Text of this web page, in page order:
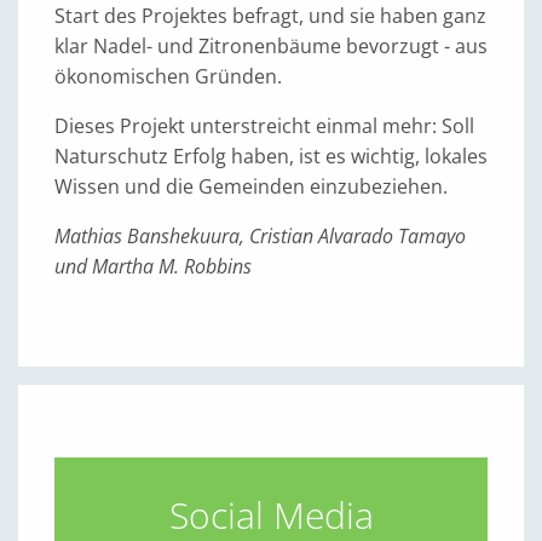
Start des Projektes befragt, und sie haben ganz
klar Nadel- und Zitronenbäume bevorzugt - aus
ökonomischen Gründen.
Dieses Projekt unterstreicht einmal mehr: Soll
Naturschutz Erfolg haben, ist es wichtig, lokales
Wissen und die Gemeinden einzubeziehen.
Mathias Banshekuura, Cristian Alvarado Tamayo
und Martha M. Robbins
Social Media